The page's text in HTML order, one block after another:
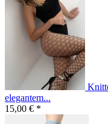
elegantem...
15,00 € *